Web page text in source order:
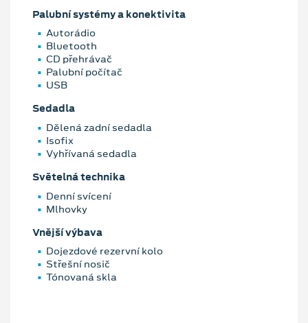
Palubní systémy a konektivita
Autorádio
Bluetooth
CD přehrávač
Palubní počítač
USB
Sedadla
Dělená zadní sedadla
Isofix
Vyhřívaná sedadla
Světelná technika
Denní svícení
Mlhovky
Vnější výbava
Dojezdové rezervní kolo
Střešní nosič
Tónovaná skla